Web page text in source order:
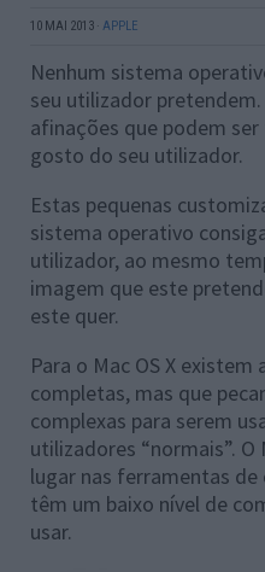
10 MAI 2013 · APPLE
Nenhum sistema
seu utilizador
afinações que podem
gosto do seu utilizador.
Estas pequenas
sistema operativo
utilizador, ao mesmo
imagem que este
este quer.
Para o Mac OS X
completas, mas que
complexas para serem
utilizadores “normais”.
lugar nas ferramentas
têm um baixo nível de
usar.